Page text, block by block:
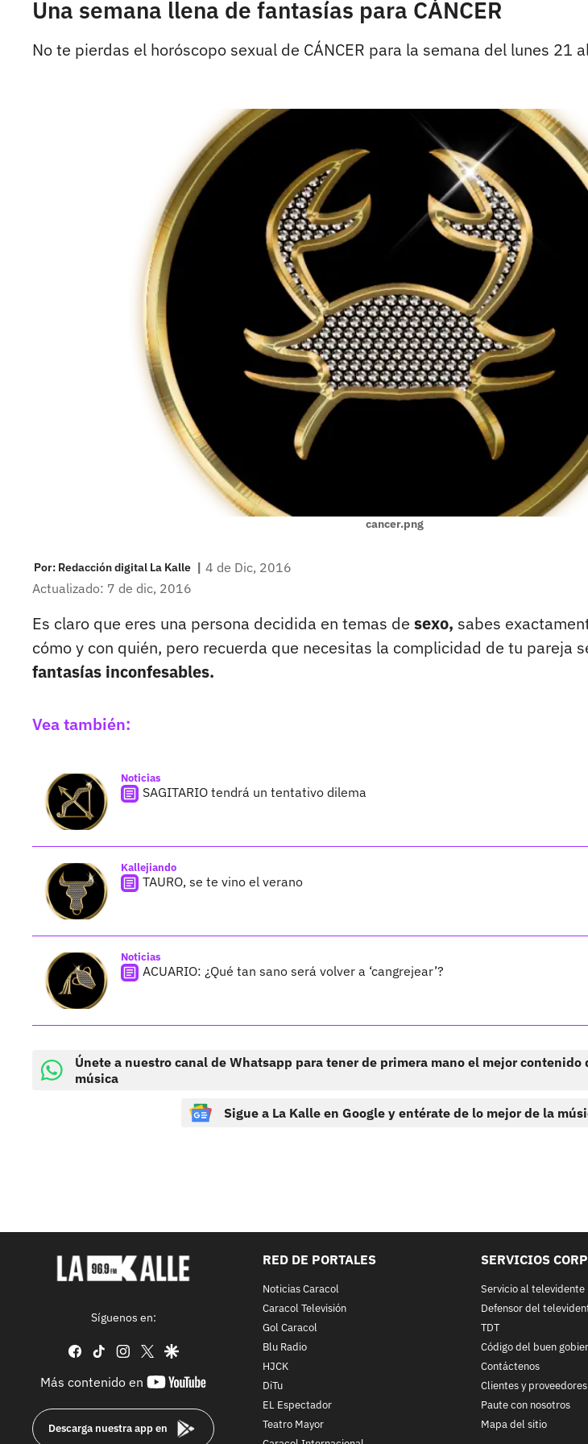
Una semana llena de fantasías para CÁNCER
No te pierdas el horóscopo sexual de CÁNCER para la semana del lunes 21
cancer.png
Por: Redacción digital La Kalle | 4 de Dic, 2016
Actualizado: 7 de dic, 2016
Es claro que eres una persona decidida en temas de sexo, sabes
cómo y con quién, pero recuerda que necesitas la complicidad de tu pareja
fantasías inconfesables.
Vea también:
Noticias
SAGITARIO tendrá un tentativo dilema
Kallejiando
TAURO, se te vino el verano
Noticias
ACUARIO: ¿Qué tan sano será volver a ‘cangrejear’?
Únete a nuestro canal de Whatsapp para tener de primera mano el mejor
música
Sigue a La Kalle en Google y entérate de lo mejor de la
Síguenos en:
facebook
tiktok instagram
twittergoogle
Más contenido en
youtube-
Descarga nuestra app en
RED DE PORTALES
Noticias Caracol
Caracol Televisión
Gol Caracol
Blu Radio
HJCK
DiTu
EL Espectador
Teatro Mayor
SERVICIOS
Servicio al televidente
Defensor del
TDT
Código del buen
Contáctenos
Clientes y proveedores
Paute con nosotros
Mapa del sitio